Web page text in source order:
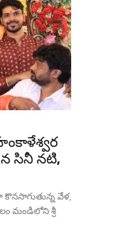
సినీ నటి,
వేళ,
మండిలోని శ్రీ